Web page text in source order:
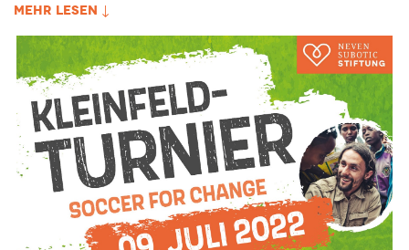
MEHR LESEN ↓